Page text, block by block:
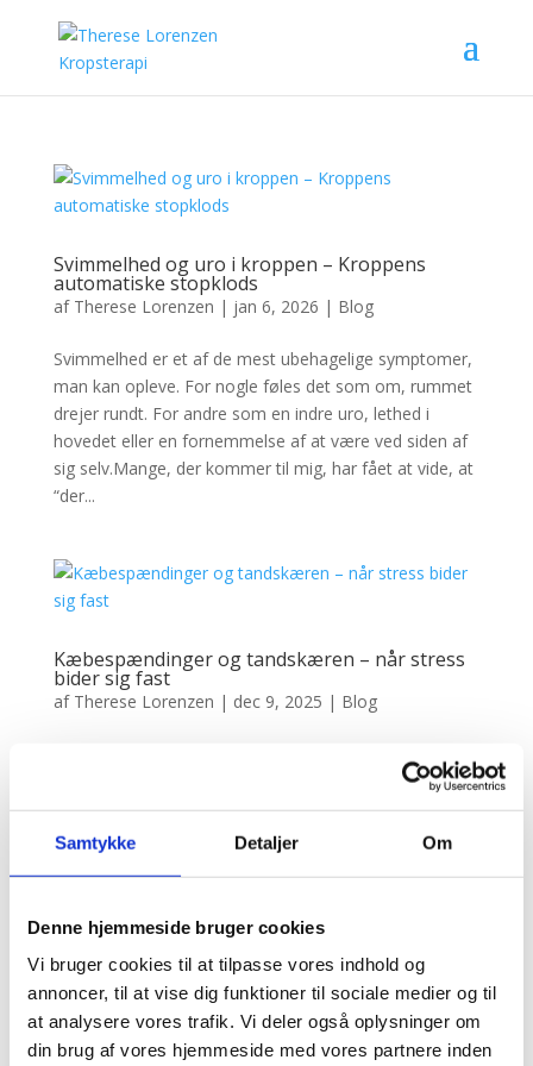
Samtykke Detaljer Om
Denne hjemmeside bruger cookies
Vi bruger cookies til at tilpasse vores indhold og
annoncer, til at vise dig funktioner til sociale medier og til
at analysere vores trafik. Vi deler også oplysninger om
din brug af vores hjemmeside med vores partnere inden
Svimmelhed og uro i kroppen – Kroppens
automatiske stopklods
af Therese Lorenzen | jan 6, 2026 | Blog
Svimmelhed er et af de mest ubehagelige symptomer,
man kan opleve. For nogle føles det som om, rummet
drejer rundt. For andre som en indre uro, lethed i
hovedet eller en fornemmelse af at være ved siden af
sig selv.Mange, der kommer til mig, har fået at vide, at
“der...
Kæbespændinger og tandskæren – når stress
bider sig fast
af Therese Lorenzen | dec 9, 2025 | Blog
uden at vide det. Det kan vise sig som ømhed omkring
kæbeleddet, hovedpine, svimmelhed, trykken i
tindingerne – eller som tandskæren om natten.
Smerter i lænden – kroppens skjulte
alarmklokke